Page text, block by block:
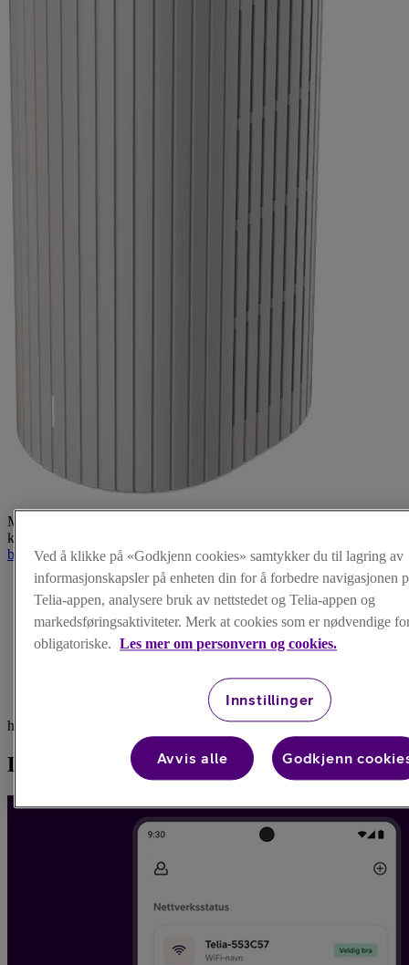
Merk: Smart WiFi F2-routeren er foreløpig kun tilgjengelig for
kunder som velger vår største bredbåndspakke på fiber.
bredbåndsabonnement.
Få full kontroll på
hjemmenettet ditt
Last ned Telia Smart Control-appen
Ved å klikke på «Godkjenn cookies» samtykker du til lagring av
informasjonskapsler på enheten din for å forbedre navigasjonen
Telia-appen, analysere bruk av nettstedet og Telia-appen og
markedsføringsaktiviteter. Merk at cookies som er nødvendige
obligatoriske. Les mer om personvern og cookies.
Innstillinger
Avvis alle Godkjenn